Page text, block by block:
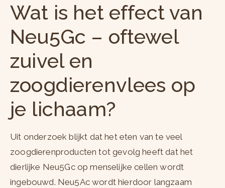
Wat is het effect van
Neu5Gc – oftewel
zuivel en
zoogdierenvlees op
je lichaam?
Uit onderzoek blijkt dat het eten van te veel
zoogdierenproducten tot gevolg heeft dat het
dierlijke Neu5Gc op menselijke cellen wordt
ingebouwd. Neu5Ac wordt hierdoor langzaam